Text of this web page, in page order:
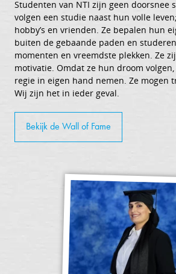
Studenten van NTI zijn geen doorsnee
volgen een studie naast hun volle
hobby’s en vrienden. Ze bepalen hun
buiten de gebaande paden en
momenten en vreemdste plekken. Ze
motivatie. Omdat ze hun droom
regie in eigen hand nemen. Ze mogen
Wij zijn het in ieder geval.
Bekijk de Wall of Fame